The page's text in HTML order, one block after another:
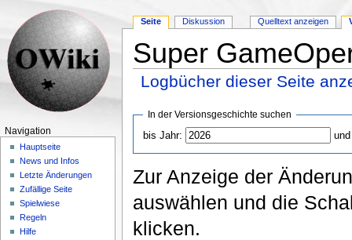
Super
Logbücher dieser Seite
In der Versionsgeschichte suchen
bis Jahr:
Zur Anzeige der
auswählen und die
klicken.
Seite Diskussion Quelltext anzeigen
Navigation
Hauptseite
News und Infos
Letzte Änderungen
Zufällige Seite
Spielwiese
Regeln
Hilfe